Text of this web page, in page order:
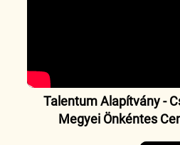
Talentum Alapítvány -
Megyei Önkéntes